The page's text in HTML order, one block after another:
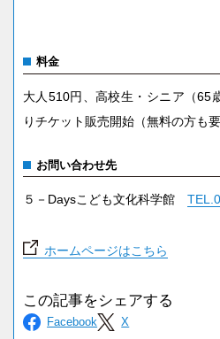
料金
大人510円、高校生・シニア（65
りチケット販売開始（無料の方も要
お問い合わせ先
５－Daysこども文化科学館
ホームページはこちら